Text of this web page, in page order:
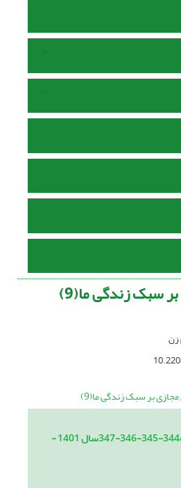
سبک زندگی ما(9)
زن
دوره 31، فروردین تا تیرماه344-345-346-347سال 1401 -